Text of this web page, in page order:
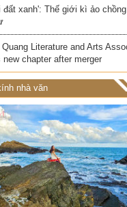
đất xanh': Thế giới kì ảo
Literature and Arts
new chapter after merger
nhà văn